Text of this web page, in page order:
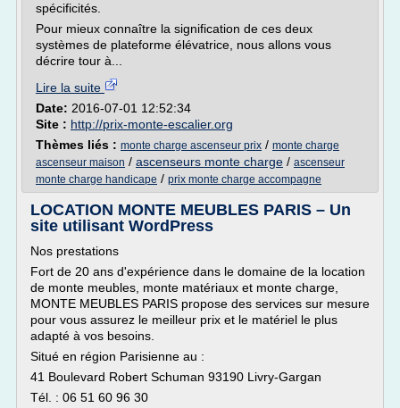
spécificités.
Pour mieux connaître la signification de ces deux
systèmes de plateforme élévatrice, nous allons vous
décrire tour à...
Lire la suite
Date: 2016-07-01 12:52:34
Site : http://prix-monte-escalier.org
Thèmes liés : monte charge ascenseur prix / monte charge
ascenseur maison / ascenseurs monte charge / ascenseur
monte charge handicape / prix monte charge accompagne
LOCATION MONTE MEUBLES PARIS – Un
site utilisant WordPress
Nos prestations
Fort de 20 ans d'expérience dans le domaine de la location
de monte meubles, monte matériaux et monte charge,
MONTE MEUBLES PARIS propose des services sur mesure
pour vous assurez le meilleur prix et le matériel le plus
adapté à vos besoins.
Situé en région Parisienne au :
41 Boulevard Robert Schuman 93190 Livry-Gargan
Tél. : 06 51 60 96 30